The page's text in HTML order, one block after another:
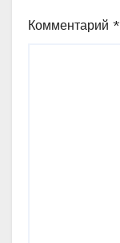
Комментарий *